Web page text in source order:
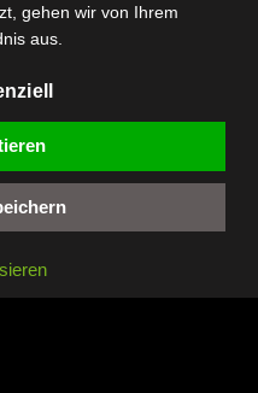
gehen wir von Ihrem
aus.